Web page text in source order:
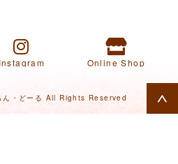
Instagram Online Shop
ん・どーる All Rights Reserved